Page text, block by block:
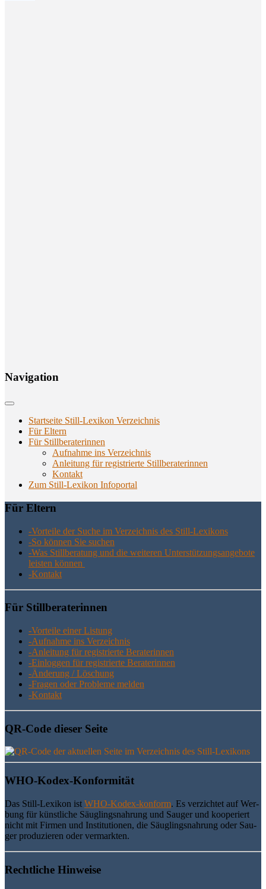
Navi­ga­ti­on
Startseite Still-Lexikon Verzeichnis
Für Eltern
Für Stillberaterinnen
Aufnahme ins Verzeichnis
Anlei­tung für regis­trier­te Stillberaterinnen
Kon­takt
Zum Still-Lexikon Infoportal
Für Eltern
-Vor­tei­le der Suche im Ver­zeich­nis des Still-Lexikons
-So kön­nen Sie suchen
-Was Still­be­ra­tung und die wei­te­ren Unter­stüt­zungs­an­ge­bo­te
leis­ten können
-Kon­takt
Für Still­be­ra­te­rin­nen
-Vor­tei­le einer Listung
-Auf­nah­me ins Verzeichnis
-Anlei­tung für regis­trier­te Beraterinnen
-Ein­log­gen für regis­trier­te Beraterinnen
-Ände­rung / Löschung
-Fra­gen oder Pro­ble­me melden
-Kon­takt
QR-Code die­ser Seite
WHO-Kodex-Kon­for­mi­tät
Das Still-Lexi­kon ist WHO-Kodex-kon­form. Es ver­zich­tet auf Wer­
bung für künst­li­che Säug­lings­nah­rung und Sau­ger und koope­riert
nicht mit Fir­men und Insti­tu­tio­nen, die Säug­lings­nah­rung oder Sau­
ger pro­du­zie­ren oder vermarkten.
Recht­li­che Hinweise